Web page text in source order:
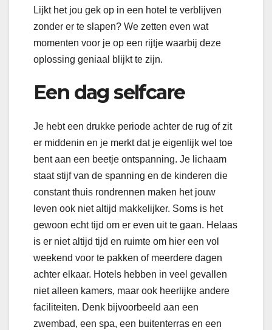
Lijkt het jou gek op in een hotel te verblijven
zonder er te slapen? We zetten even wat
momenten voor je op een rijtje waarbij deze
oplossing geniaal blijkt te zijn.
Een dag selfcare
Je hebt een drukke periode achter de rug of zit
er middenin en je merkt dat je eigenlijk wel toe
bent aan een beetje ontspanning. Je lichaam
staat stijf van de spanning en de kinderen die
constant thuis rondrennen maken het jouw
leven ook niet altijd makkelijker. Soms is het
gewoon echt tijd om er even uit te gaan. Helaas
is er niet altijd tijd en ruimte om hier een vol
weekend voor te pakken of meerdere dagen
achter elkaar. Hotels hebben in veel gevallen
niet alleen kamers, maar ook heerlijke andere
faciliteiten. Denk bijvoorbeeld aan een
zwembad, een spa, een buitenterras en een